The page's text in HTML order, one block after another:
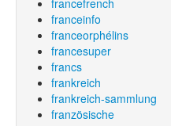
francefrench
franceinfo
franceorphélins
francesuper
francs
frankreich
frankreich-sammlung
französische